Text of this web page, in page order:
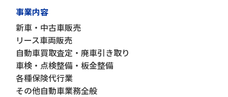
事業内容
新車・中古車販売
リース車両販売
自動車買取査定・廃車引き取り
車検・点検整備・板金整備
各種保険代行業
その他自動車業務全般